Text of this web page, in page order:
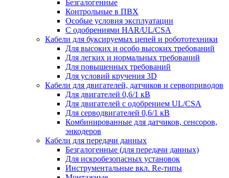
Безгалогенные
Контрольные в ПВХ
Особые условия эксплуатации
С одобрениями HAR/UL/CSA
Кабели для буксируемых цепей и робототехники
Для высоких и особо высоких требований
Для легких и нормальных требований
Для повышенных требований
Для условий кручения 3D
Кабели для двигателей, датчиков и сервоприводов
Для двигателей 0,6/1 кВ
Для двигателей с одобрением UL/CSA
Для серводвигателей 0,6/1 кВ
Комбинированные для датчиков, cенсоров,
энкодеров
Кабели для передачи данных
Безгалогенные (для передачи данных)
Для искробезопасных установок
Инструментальные вкл. Re-типы